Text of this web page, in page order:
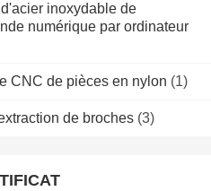
inoxydable de
numérique par ordinateur
CNC de pièces en nylon (1)
de broches (3)